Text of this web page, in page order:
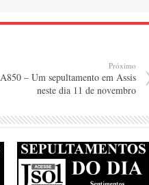
Próximo
A850 – Um sepultamento em Assis
neste dia 11 de novembro